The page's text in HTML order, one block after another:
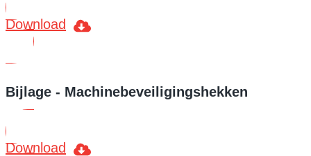
Download
Bijlage - Machinebeveiligingshekken
Download